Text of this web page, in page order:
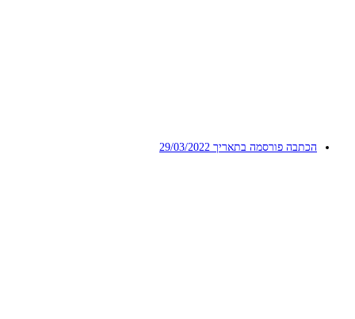
הכתבה פורסמה בתאריך 29/03/2022